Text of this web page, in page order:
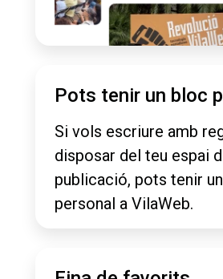
Pots tenir un bloc
Si vols escriure amb
disposar del teu espai
publicació, pots tenir
personal a VilaWeb.